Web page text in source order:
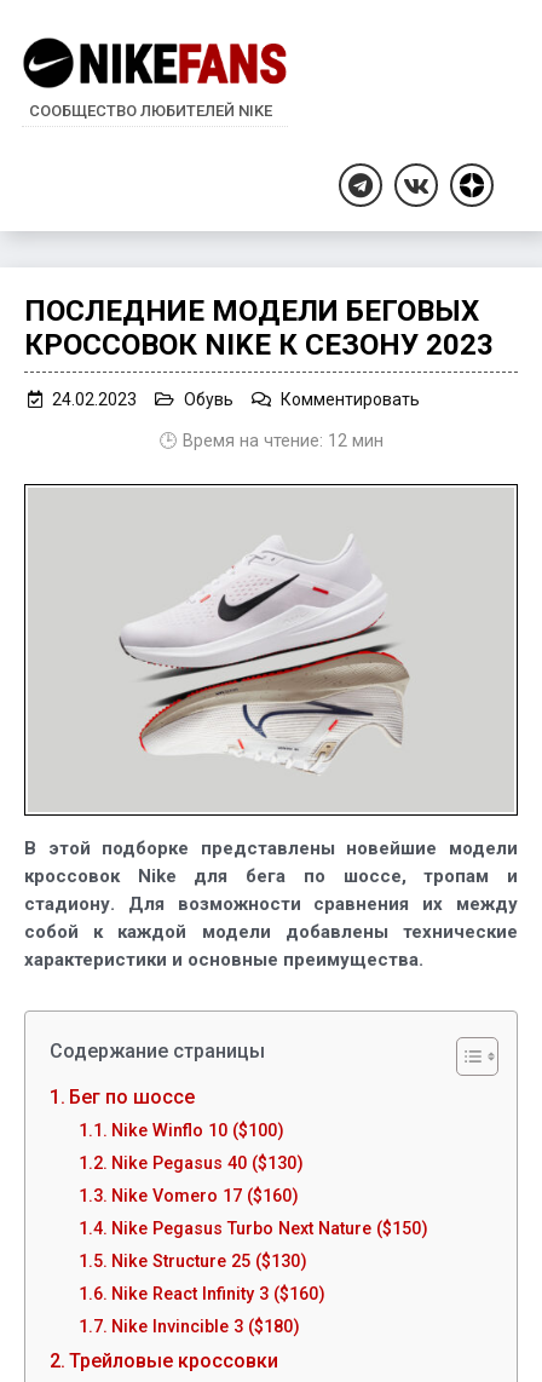
СООБЩЕСТВО ЛЮБИТЕЛЕЙ NIKE
TelegramВКонтакте
Дзен
ПОСЛЕДНИЕ МОДЕЛИ БЕГОВЫХ
КРОССОВОК NIKE К СЕЗОНУ 2023
24.02.2023 Обувь Комментировать
🕒 Время на чтение: 12 мин
В этой подборке представлены новейшие модели
кроссовок Nike для бега по шоссе, тропам и
стадиону. Для возможности сравнения их между
собой к каждой модели добавлены технические
характеристики и основные преимущества.
Содержание страницы
Бег по шоссе
Nike Winflo 10 ($100)
Nike Pegasus 40 ($130)
Nike Vomero 17 ($160)
Nike Pegasus Turbo Next Nature ($150)
Nike Structure 25 ($130)
Nike React Infinity 3 ($160)
Nike Invincible 3 ($180)
Трейловые кроссовки